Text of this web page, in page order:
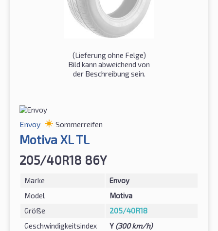
(Lieferung ohne Felge)
Bild kann abweichend von
der Beschreibung sein.
Envoy Sommerreifen
Motiva XL TL
205/40R18 86Y
Marke
Envoy
Model
Motiva
Größe
205/40R18
Geschwindigkeitsindex
Y (300 km/h)